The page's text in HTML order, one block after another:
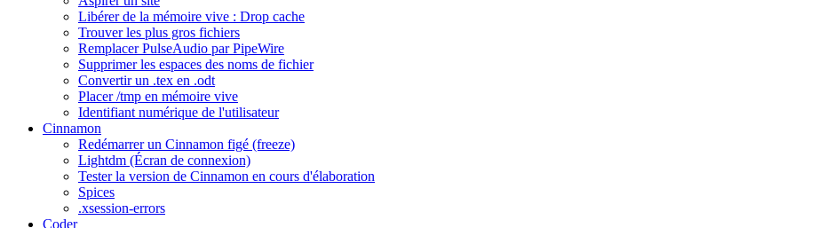
Libérer de la mémoire vive : Drop cache
Trouver les plus gros fichiers
Remplacer PulseAudio par PipeWire
Supprimer les espaces des noms de fichier
Convertir un .tex en .odt
Placer /tmp en mémoire vive
Identifiant numérique de l'utilisateur
Cinnamon
Redémarrer un Cinnamon figé (freeze)
Lightdm (Écran de connexion)
Tester la version de Cinnamon en cours d'élaboration
Spices
.xsession-errors
Coder